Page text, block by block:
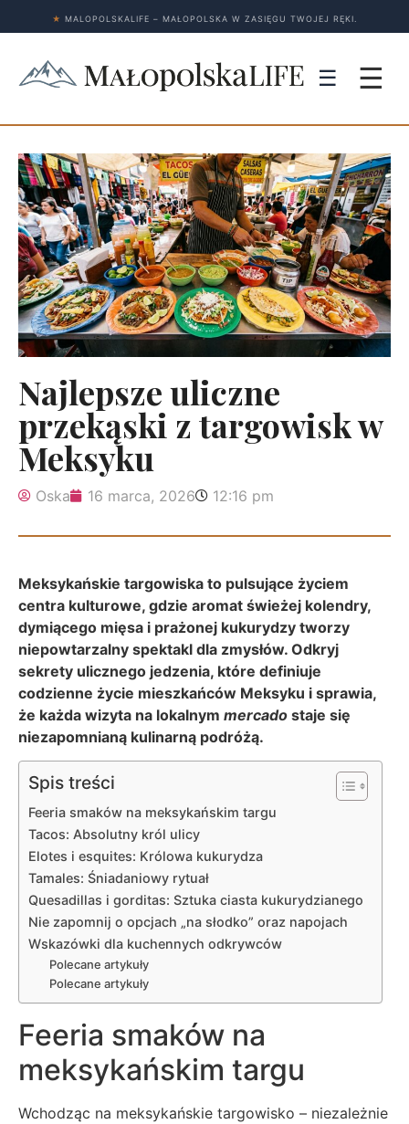
★ MALOPOLSKALIFE – MAŁOPOLSKA W ZASIĘGU TWOJEJ RĘKI.
☰ ☰
Najlepsze uliczne
przekąski z targowisk w
Meksyku
Oska 16 marca, 2026 12:16 pm
Meksykańskie targowiska to pulsujące życiem
centra kulturowe, gdzie aromat świeżej kolendry,
dymiącego mięsa i prażonej kukurydzy tworzy
niepowtarzalny spektakl dla zmysłów. Odkryj
sekrety ulicznego jedzenia, które definiuje
codzienne życie mieszkańców Meksyku i sprawia,
że każda wizyta na lokalnym mercado staje się
niezapomnianą kulinarną podróżą.
Spis treści
Feeria smaków na meksykańskim targu
Tacos: Absolutny król ulicy
Elotes i esquites: Królowa kukurydza
Tamales: Śniadaniowy rytuał
Quesadillas i gorditas: Sztuka ciasta kukurydzianego
Nie zapomnij o opcjach „na słodko” oraz napojach
Wskazówki dla kuchennych odkrywców
Polecane artykuły
Polecane artykuły
Feeria smaków na
meksykańskim targu
Wchodząc na meksykańskie targowisko – niezależnie